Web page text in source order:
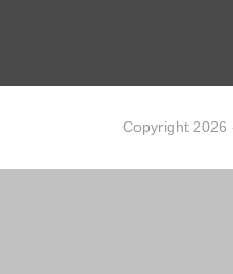
Copyright 2026